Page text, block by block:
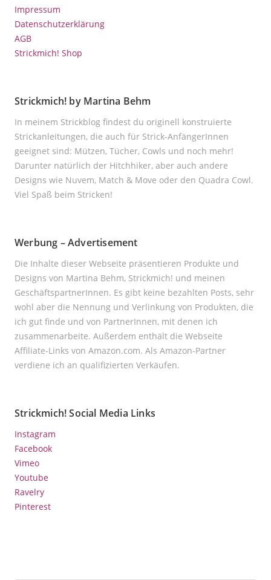
Impressum
Datenschutzerklärung
AGB
Strickmich! Shop
Strickmich! by Martina Behm
In meinem Strickblog findest du originell konstruierte
Strickanleitungen, die auch für Strick-AnfängerInnen
geeignet sind: Mützen, Tücher, Cowls und noch mehr!
Darunter natürlich der Hitchhiker, aber auch andere
Designs wie Nuvem, Match & Move oder den Quadra Cowl.
Viel Spaß beim Stricken!
Werbung – Advertisement
Die Inhalte dieser Webseite präsentieren Produkte und
Designs von Martina Behm, Strickmich! und meinen
GeschäftspartnerInnen. Es gibt keine bezahlten Posts, sehr
wohl aber die Nennung und Verlinkung von Produkten, die
ich gut finde und von PartnerInnen, mit denen ich
zusammenarbeite. Außerdem enthält die Webseite
Affiliate-Links von Amazon.com. Als Amazon-Partner
verdiene ich an qualifizierten Verkäufen.
Strickmich! Social Media Links
Instagram
Facebook
Vimeo
Youtube
Ravelry
Pinterest